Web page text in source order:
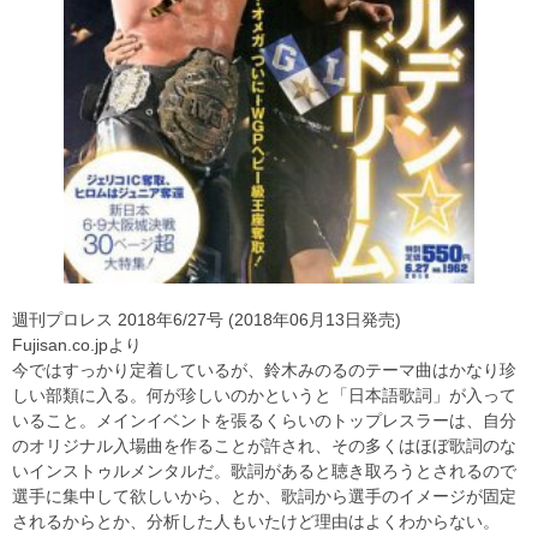
週刊プロレス 2018年6/27号 (2018年06月13日発売)
Fujisan.co.jpより
今ではすっかり定着しているが、鈴木みのるのテーマ曲はかなり珍
しい部類に入る。何が珍しいのかというと「日本語歌詞」が入って
いること。メインイベントを張るくらいのトップレスラーは、自分
のオリジナル入場曲を作ることが許され、その多くはほぼ歌詞のな
いインストゥルメンタルだ。歌詞があると聴き取ろうとされるので
選手に集中して欲しいから、とか、歌詞から選手のイメージが固定
されるからとか、分析した人もいたけど理由はよくわからない。